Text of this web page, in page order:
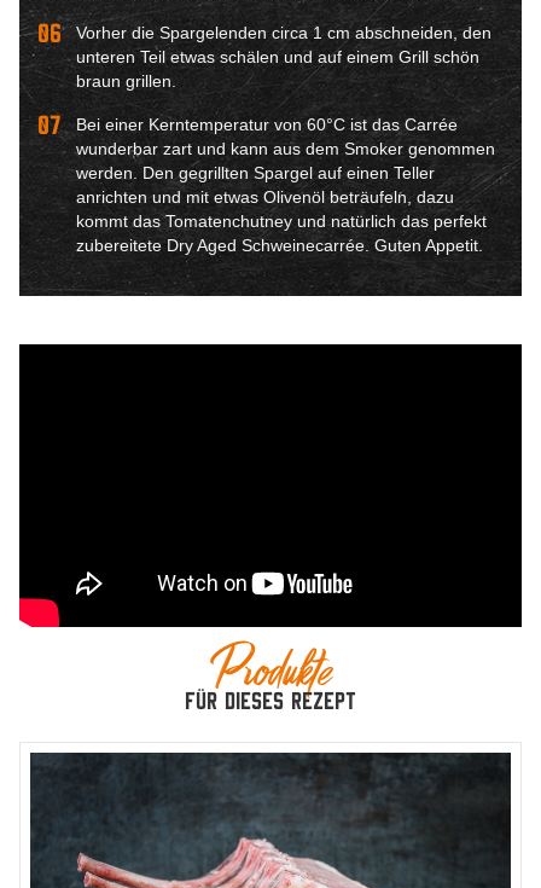
06
Vorher die Spargelenden circa 1 cm abschneiden, den
unteren Teil etwas schälen und auf einem Grill schön
braun grillen.
07
Bei einer Kerntemperatur von 60°C ist das Carrée
wunderbar zart und kann aus dem Smoker genommen
werden. Den gegrillten Spargel auf einen Teller
anrichten und mit etwas Olivenöl beträufeln, dazu
kommt das Tomatenchutney und natürlich das perfekt
zubereitete Dry Aged Schweinecarrée. Guten Appetit.
Produkte
für dieses Rezept